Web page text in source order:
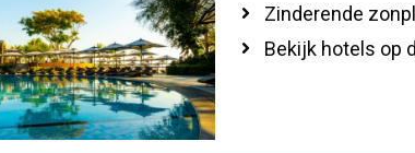
Zinderende
Bekijk hotels op